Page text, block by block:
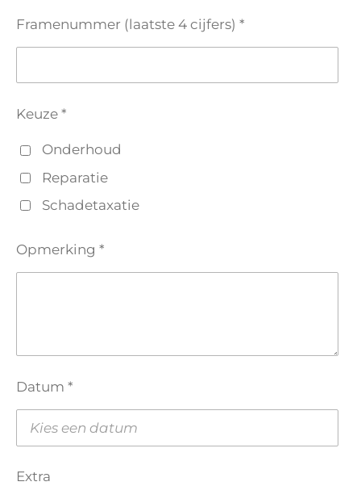
Framenummer (laatste 4 cijfers) *
Keuze *
Onderhoud
Reparatie
Schadetaxatie
Opmerking *
Datum *
Extra